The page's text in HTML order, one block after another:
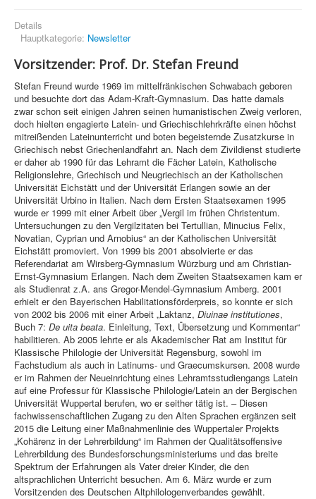
Details
Hauptkategorie: Newsletter
Vorsitzender: Prof. Dr. Stefan Freund
Stefan Freund wurde 1969 im mittelfränkischen Schwabach geboren
und besuchte dort das Adam-Kraft-Gymnasium. Das hatte damals
zwar schon seit einigen Jahren seinen humanistischen Zweig verloren,
doch hielten engagierte Latein- und Griechischlehrkräfte einen höchst
mitreißenden Lateinunterricht und boten begeisternde Zusatzkurse in
Griechisch nebst Griechenlandfahrt an. Nach dem Zivildienst studierte
er daher ab 1990 für das Lehramt die Fächer Latein, Katholische
Religionslehre, Griechisch und Neugriechisch an der Katholischen
Universität Eichstätt und der Universität Erlangen sowie an der
Universität Urbino in Italien. Nach dem Ersten Staatsexamen 1995
wurde er 1999 mit einer Arbeit über „Vergil im frühen Christentum.
Untersuchungen zu den Vergilzitaten bei Tertullian, Minucius Felix,
Novatian, Cyprian und Arnobius“ an der Katholischen Universität
Eichstätt promoviert. Von 1999 bis 2001 absolvierte er das
Referendariat am Wirsberg-Gymnasium Würzburg und am Christian-
Ernst-Gymnasium Erlangen. Nach dem Zweiten Staatsexamen kam er
als Studienrat z.A. ans Gregor-Mendel-Gymnasium Amberg. 2001
erhielt er den Bayerischen Habilitationsförderpreis, so konnte er sich
von 2002 bis 2006 mit einer Arbeit „Laktanz, Diuinae institutiones,
Buch 7: De uita beata. Einleitung, Text, Übersetzung und Kommentar“
habilitieren. Ab 2005 lehrte er als Akademischer Rat am Institut für
Klassische Philologie der Universität Regensburg, sowohl im
Fachstudium als auch in Latinums- und Graecumskursen. 2008 wurde
er im Rahmen der Neueinrichtung eines Lehramtsstudiengangs Latein
auf eine Professur für Klassische Philologie/Latein an der Bergischen
Universität Wuppertal berufen, wo er seither tätig ist. – Diesen
fachwissenschaftlichen Zugang zu den Alten Sprachen ergänzen seit
2015 die Leitung einer Maßnahmenlinie des Wuppertaler Projekts
„Kohärenz in der Lehrerbildung“ im Rahmen der Qualitätsoffensive
Lehrerbildung des Bundesforschungsministeriums und das breite
Spektrum der Erfahrungen als Vater dreier Kinder, die den
altsprachlichen Unterricht besuchen. Am 6. März wurde er zum
Vorsitzenden des Deutschen Altphilologenverbandes gewählt.